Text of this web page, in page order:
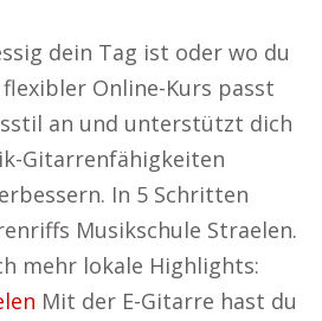
dein Tag ist oder wo du
Online-Kurs passt
an und unterstützt dich
Gitarrenfähigkeiten
In 5 Schritten
Musikschule Straelen.
mehr lokale Highlights:
Mit der E-Gitarre hast du